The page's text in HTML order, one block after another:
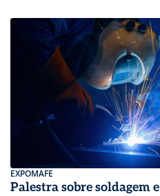
EXPOMAFE
Palestra sobre soldagem